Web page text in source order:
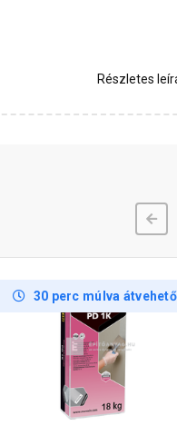
Részletes
30 perc múlva átvehető